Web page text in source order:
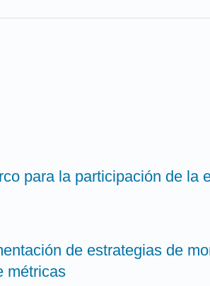
para la participación de la
de estrategias de
métricas